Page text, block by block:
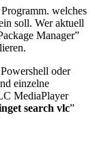
welches
soll. Wer aktuell
Manager”
oder
einzelne
MediaPlayer
search vlc”